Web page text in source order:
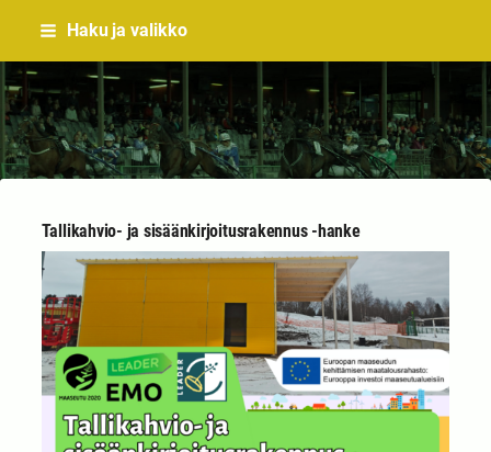
Siirry
sisältöön
Haku ja valikko
Sivuston etusivulle
Tallikahvio- ja sisäänkirjoitusrakennus -hanke